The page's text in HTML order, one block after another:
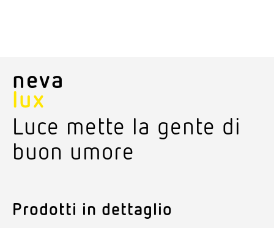
neva
lux
Luce mette la gente di
buon umore
Prodotti in dettaglio